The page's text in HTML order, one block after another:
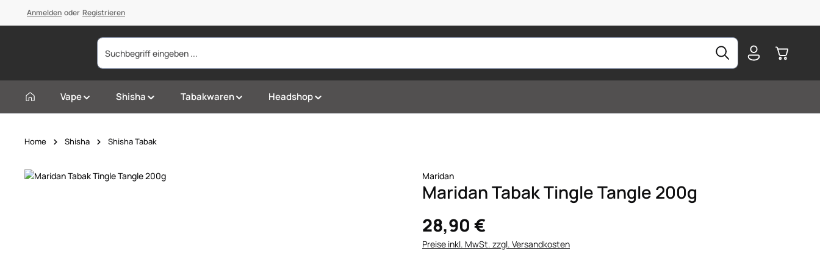
Zur Hauptnavigation springen
Anmelden oder Registrieren
Vape Shisha Tabakwaren Headshop
Home Shisha Shisha Tabak
Bildergalerie überspringen Maridan
Maridan Tabak Tingle Tangle 200g
28,90 €
Preise inkl. MwSt. zzgl. Versandkosten